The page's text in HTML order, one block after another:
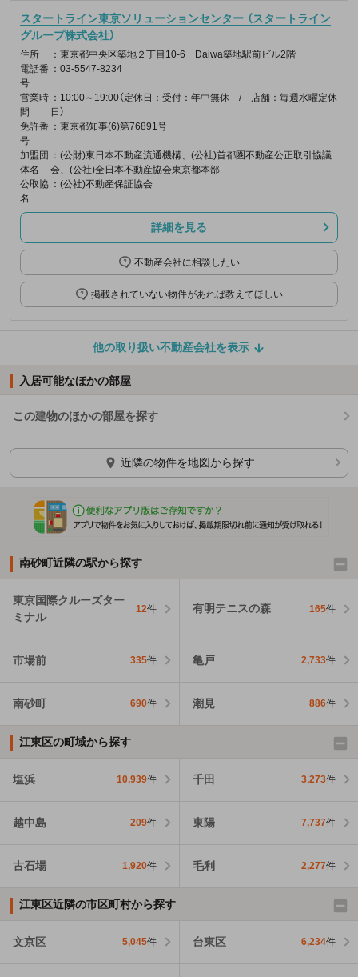
スタートライン東京ソリューションセンター （スタートライン
グループ株式会社）
住所
：東京都中央区築地２丁目10-6 Daiwa築地駅前ビル2階
電話番
号
：03-5547-8234
営業時
間
：10:00～19:00（定休日：受付：年中無休 / 店舗：毎週水曜定休
日）
免許番
号
：東京都知事(6)第76891号
加盟団
体名
：(公財)東日本不動産流通機構、(公社)首都圏不動産公正取引協議
会、(公社)全日本不動産協会東京都本部
公取協
名
：(公社)不動産保証協会
詳細を見る
不動産会社に相談したい
掲載されていない物件があれば教えてほしい
他の取り扱い不動産会社を表示
入居可能なほかの部屋
この建物のほかの部屋を探す
ほかの部屋を検索中…
近隣の物件を地図から探す
南砂町近隣の駅から探す
東京国際クルーズター
ミナル
12件 有明テニスの森 165件
市場前 335件 亀戸 2,733件
南砂町 690件 潮見 886件
江東区の町域から探す
塩浜 10,939件 千田 3,273件
越中島 209件 東陽 7,737件
古石場 1,920件 毛利 2,277件
江東区近隣の市区町村から探す
文京区 5,045件 台東区 6,234件